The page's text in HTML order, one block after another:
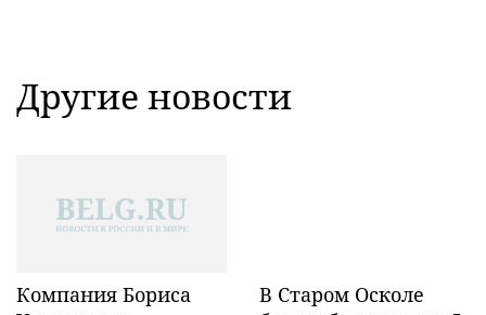
Другие новости
Компания Бориса
В Старом Осколе